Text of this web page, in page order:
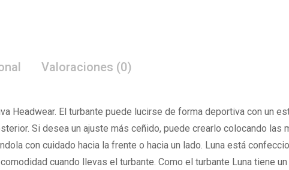
Valoraciones (0)
Headwear. El turbante puede lucirse de forma deportiva con un
Si desea un ajuste más ceñido, puede crearlo colocando las
con cuidado hacia la frente o hacia un lado. Luna está
cuando llevas el turbante. Como el turbante Luna tiene